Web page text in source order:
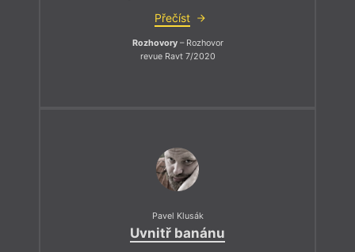
Přečíst
Rozhovory– Rozhovor
revue Ravt 7/2020
Pavel Klusák
Uvnitř banánu